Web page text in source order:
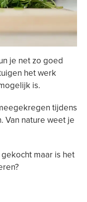
je net zo goed
het werk
is.
tijdens
Van nature weet je
maar is het